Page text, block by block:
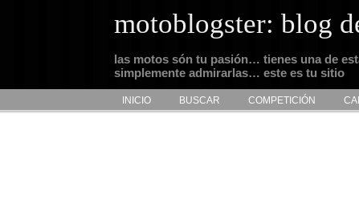
motoblogster: blog
las motos són tu pasión… tienes una de
simplemente admirarlas… este es tu sitio
INICIO BUSCAR COMPETICIÓN